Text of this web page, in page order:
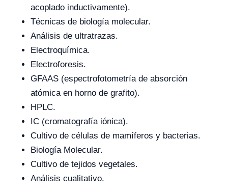
acoplado inductivamente).
Técnicas de biología molecular.
Análisis de ultratrazas.
Electroquímica.
Electroforesis.
GFAAS (espectrofotometría de absorción
atómica en horno de grafito).
HPLC.
IC (cromatografía iónica).
Cultivo de células de mamíferos y bacterias.
Biología Molecular.
Cultivo de tejidos vegetales.
Análisis cualitativo.